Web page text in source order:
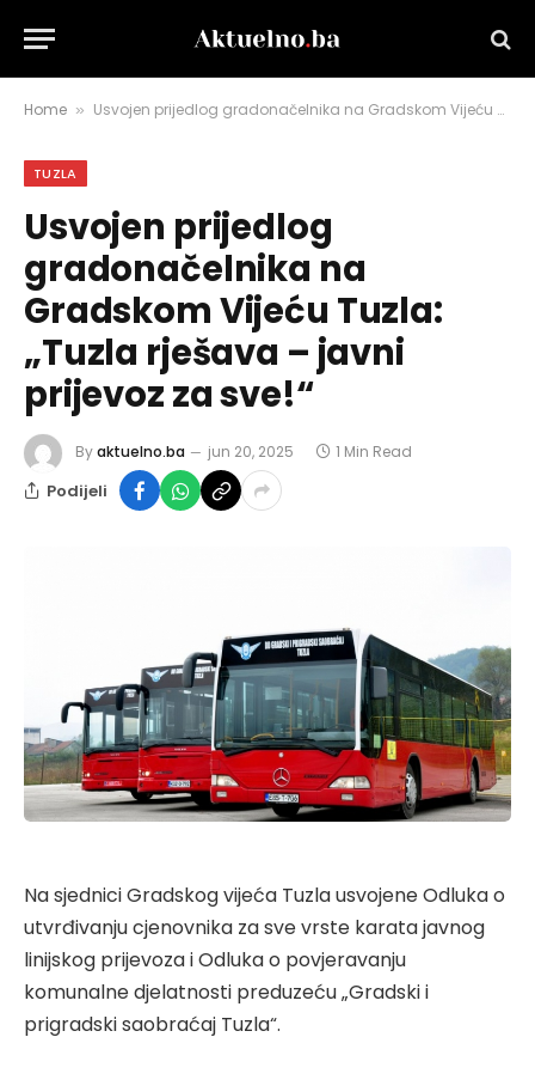
Home » Usvojen prijedlog gradonačelnika na Gradskom Vijeću Tuzla: „Tuzla rješava – javni prijevoz za sve!“
TUZLA
Usvojen prijedlog
gradonačelnika na
Gradskom Vijeću Tuzla:
„Tuzla rješava – javni
prijevoz za sve!“
Byaktuelno.ba jun 20, 2025 1 Min Read
Podijeli
Na sjednici Gradskog vijeća Tuzla usvojene Odluka o
utvrđivanju cjenovnika za sve vrste karata javnog
linijskog prijevoza i Odluka o povjeravanju
komunalne djelatnosti preduzeću „Gradski i
prigradski saobraćaj Tuzla“.